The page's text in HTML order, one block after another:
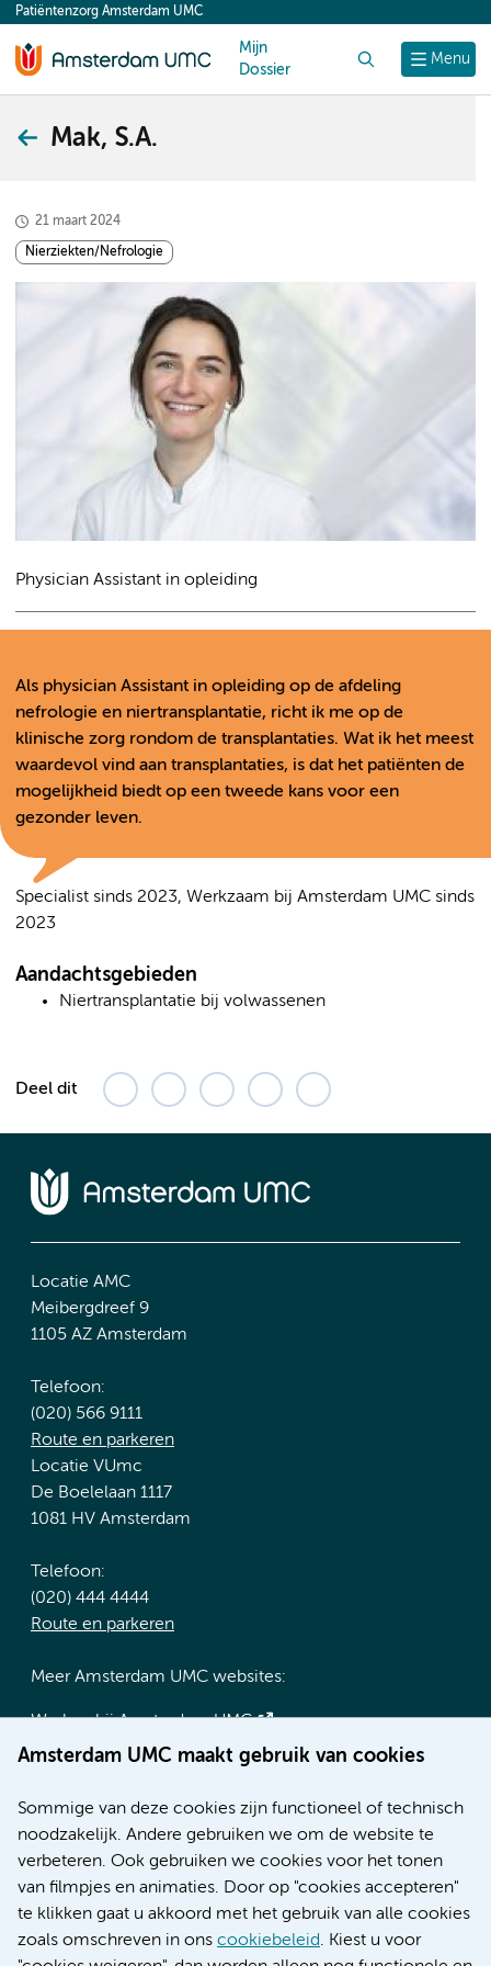
content
Menu
Patiëntenzorg Amsterdam UMC
Mijn
Dossier
Mak, S.A.
21 maart 2024
Nierziekten/Nefrologie
Physician Assistant in opleiding
Als physician Assistant in opleiding op de afdeling
nefrologie en niertransplantatie, richt ik me op de
klinische zorg rondom de transplantaties. Wat ik het meest
waardevol vind aan transplantaties, is dat het patiënten de
mogelijkheid biedt op een tweede kans voor een
gezonder leven.
Specialist sinds 2023, Werkzaam bij Amsterdam UMC sinds
2023
Aandachtsgebieden
Niertransplantatie bij volwassenen
Deel dit
Amsterdam UMC maakt gebruik van cookies
Sommige van deze cookies zijn functioneel of technisch
noodzakelijk. Andere gebruiken we om de website te
verbeteren. Ook gebruiken we cookies voor het tonen
van filmpjes en animaties. Door op "cookies accepteren"
te klikken gaat u akkoord met het gebruik van alle cookies
zoals omschreven in ons cookiebeleid. Kiest u voor
Locatie AMC
Meibergdreef 9
1105 AZ Amsterdam
Telefoon:
(020) 566 9111
Route en parkeren
Locatie VUmc
De Boelelaan 1117
1081 HV Amsterdam
Telefoon:
(020) 444 4444
Route en parkeren
Meer Amsterdam UMC websites:
Werken bij Amsterdam UMC
Over Amsterdam UMC
Research
Educatie locatie AMC
Educatie locatie VUmc
Verwijzen & diagnostiek